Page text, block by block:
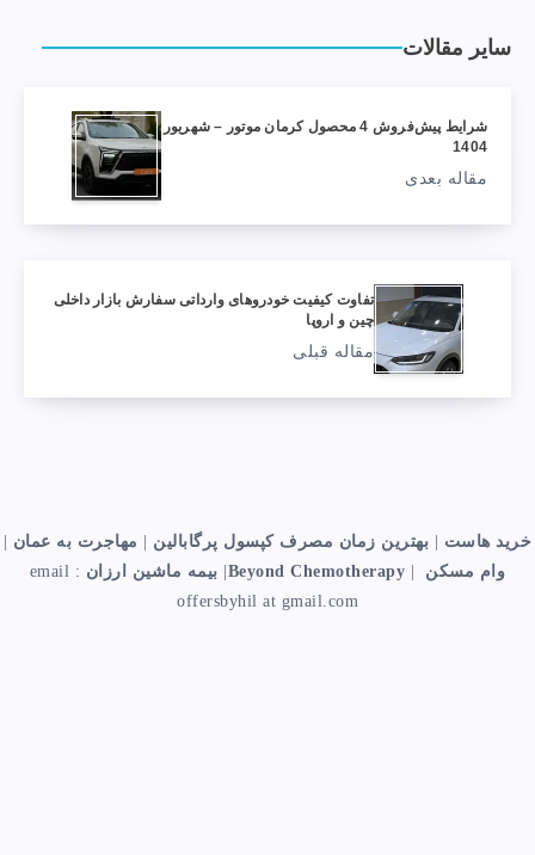
سایر مقالات
شرایط پیش‌فروش 4 محصول کرمان موتور – شهریور
1404
مقاله بعدی
تفاوت کیفیت خودروهای وارداتی سفارش بازار داخلی
چین و اروپا
مقاله قبلی
خرید هاست | بهترین زمان مصرف کپسول پرگابالین | مهاجرت به عمان |
وام مسکن
|
Beyond Chemotherapy
| بیمه ماشین ارزان email :
offersbyhil at gmail.com